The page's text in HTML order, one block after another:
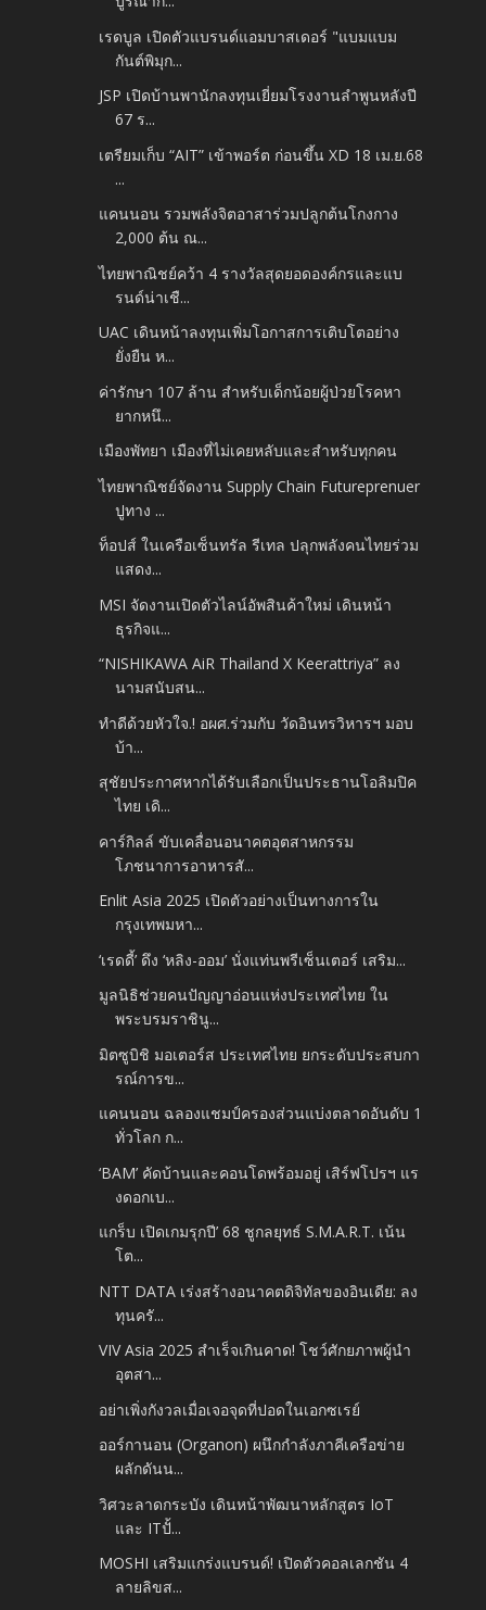
เรดบูล เปิดตัวแบรนด์แอมบาสเดอร์ "แบมแบม
กันต์พิมุก...
JSP เปิดบ้านพานักลงทุนเยี่ยมโรงงานลำพูนหลังปี
67 ร...
เตรียมเก็บ “AIT” เข้าพอร์ต ก่อนขึ้น XD 18 เม.ย.68
...
แคนนอน รวมพลังจิตอาสาร่วมปลูกต้นโกงกาง
2,000 ต้น ณ...
ไทยพาณิชย์คว้า 4 รางวัลสุดยอดองค์กรและแบ
รนด์น่าเชื...
UAC เดินหน้าลงทุนเพิ่มโอกาสการเติบโตอย่าง
ยั่งยืน ห...
ค่ารักษา 107 ล้าน สำหรับเด็กน้อยผู้ป่วยโรคหา
ยากหนึ...
เมืองพัทยา เมืองที่ไม่เคยหลับและสำหรับทุกคน
ไทยพาณิชย์จัดงาน Supply Chain Futureprenuer
ปูทาง ...
ท็อปส์ ในเครือเซ็นทรัล รีเทล ปลุกพลังคนไทยร่วม
แสดง...
MSI จัดงานเปิดตัวไลน์อัพสินค้าใหม่ เดินหน้า
ธุรกิจแ...
“NISHIKAWA AiR Thailand X Keerattriya” ลง
นามสนับสน...
ทำดีด้วยหัวใจ.! อผศ.ร่วมกับ​ วัดอินทรวิหารฯ มอบ
บ้า...
สุชัยประกาศหากได้รับเลือกเป็นประธานโอลิมปิค
ไทย เดิ...
คาร์กิลล์ ขับเคลื่อนอนาคตอุตสาหกรรม
โภชนาการอาหารสั...
Enlit Asia 2025 เปิดตัวอย่างเป็นทางการใน
กรุงเทพมหา...
‘เรดดี้’ ดึง ‘หลิง-ออม’ นั่งแท่นพรีเซ็นเตอร์ เสริม...
มูลนิธิช่วยคนปัญญาอ่อนแห่งประเทศไทย ใน
พระบรมราชินู...
มิตซูบิชิ มอเตอร์ส ประเทศไทย ยกระดับประสบกา
รณ์การข...
แคนนอน ฉลองแชมป์ครองส่วนแบ่งตลาดอันดับ 1
ทั่วโลก ก...
‘BAM’ คัดบ้านและคอนโดพร้อมอยู่ เสิร์ฟโปรฯ แร
งดอกเบ...
แกร็บ เปิดเกมรุกปี’ 68 ชูกลยุทธ์ S.M.A.R.T. เน้น
โต...
NTT DATA เร่งสร้างอนาคตดิจิทัลของอินเดีย: ลง
ทุนครั...
VIV Asia 2025 สำเร็จเกินคาด! โชว์ศักยภาพผู้นำ
อุตสา...
อย่าเพิ่งกังวลเมื่อเจอจุดที่ปอดในเอกซเรย์
ออร์กานอน (Organon) ผนึกกำลังภาคีเครือข่าย
ผลักดันน...
วิศวะลาดกระบัง เดินหน้าพัฒนาหลักสูตร IoT
และ ITปั้...
MOSHI เสริมแกร่งแบรนด์! เปิดตัวคอลเลกชัน 4
ลายลิขส...